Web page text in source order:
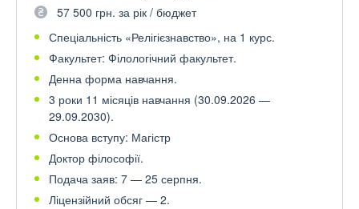
57 500 грн. за рік / бюджет
Спеціальність «Релігієзнавство», на 1 курс.
Факультет: Філологічний факультет.
Денна форма навчання.
3 роки 11 місяців навчання (30.09.2026 —
29.09.2030).
Основа вступу: Магістр
Доктор філософії.
Подача заяв: 7 — 25 серпня.
Ліцензійний обсяг — 2.